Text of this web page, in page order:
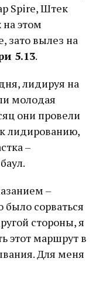
Spire, Штек
на этом
зато вылез на
5.13.
лидируя на
молодая
они провели
лидированию,
–
–
было сорваться
стороны, я
этот маршрут в
Для меня